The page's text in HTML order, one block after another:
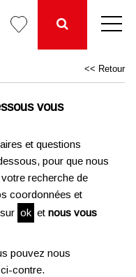
<< Retour
vous
et questions
pour que nous
recherche de
coordonnées et
ok et nous vous
pouvez nous
contre.